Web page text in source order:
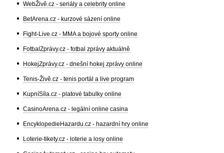
WebŽivě.cz - seriály a celebrity online
BetArena.cz - kurzové sázení online
Fight-Live.cz - MMA a bojové sporty online
FotbalZprávy.cz - fotbal zprávy aktuálně
HokejZprávy.cz - dnešní hokej zprávy online
Tenis-Živě.cz - tenis portál a live program
KupníSíla.cz - platové tabulky online
CasinoArena.cz - legální online casina
EncyklopedieHazardu.cz - hazardní hry online
Loterie-tikety.cz - loterie a losy online